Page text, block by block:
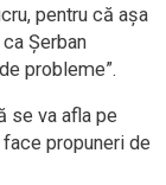
pentru că aşa
Şerban
probleme”.
se va afla pe
propuneri de